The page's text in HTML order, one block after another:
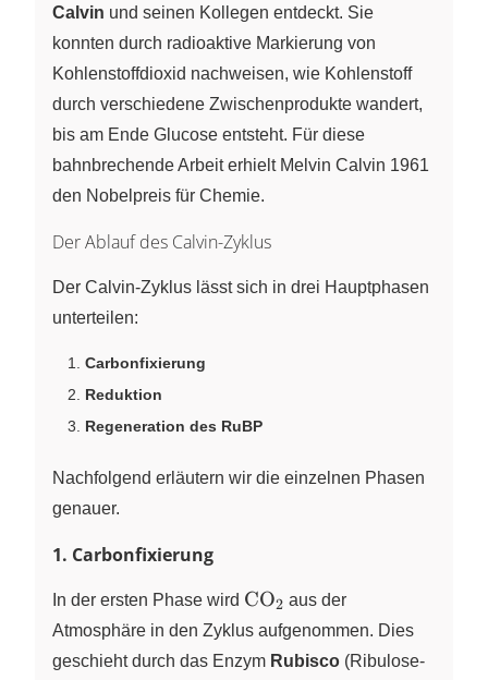
Calvin und seinen Kollegen entdeckt. Sie
konnten durch radioaktive Markierung von
Kohlenstoffdioxid nachweisen, wie Kohlenstoff
durch verschiedene Zwischenprodukte wandert,
bis am Ende Glucose entsteht. Für diese
bahnbrechende Arbeit erhielt Melvin Calvin 1961
den Nobelpreis für Chemie.
Der Ablauf des Calvin-Zyklus
Der Calvin-Zyklus lässt sich in drei Hauptphasen
unterteilen:
Carbonfixierung
Reduktion
Regeneration des RuBP
Nachfolgend erläutern wir die einzelnen Phasen
genauer.
1. Carbonfixierung
In der ersten Phase wird \ce{CO2}
COX
2 aus der
Atmosphäre in den Zyklus aufgenommen. Dies
geschieht durch das Enzym Rubisco (Ribulose-